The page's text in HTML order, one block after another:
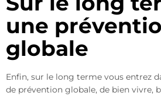
une
globale
Enfin, sur le long terme vous entrez
de prévention globale, de bien vivre,